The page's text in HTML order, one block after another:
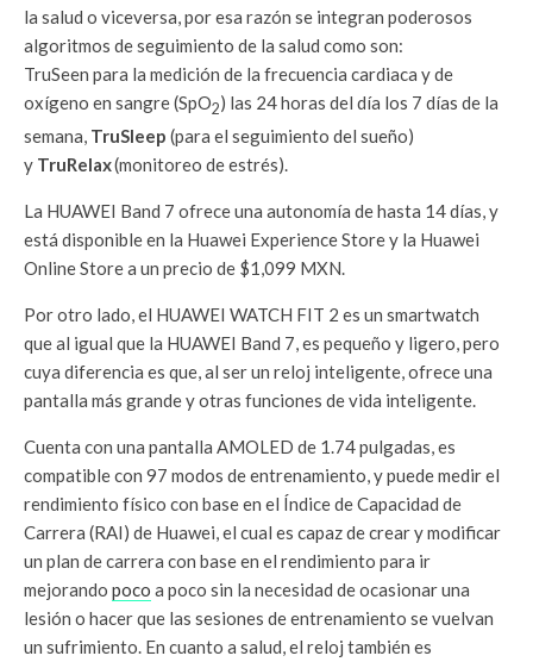
la salud o viceversa, por esa razón se integran poderosos
algoritmos de seguimiento de la salud como son:
TruSeen para la medición de la frecuencia cardiaca y de
oxígeno en sangre (SpO2) las 24 horas del día los 7 días de la
semana, TruSleep (para el seguimiento del sueño)
y TruRelax(monitoreo de estrés).
La HUAWEI Band 7 ofrece una autonomía de hasta 14 días, y
está disponible en la Huawei Experience Store y la Huawei
Online Store a un precio de $1,099 MXN.
Por otro lado, el HUAWEI WATCH FIT 2 es un smartwatch
que al igual que la HUAWEI Band 7, es pequeño y ligero, pero
cuya diferencia es que, al ser un reloj inteligente, ofrece una
pantalla más grande y otras funciones de vida inteligente.
Cuenta con una pantalla AMOLED de 1.74 pulgadas, es
compatible con 97 modos de entrenamiento, y puede medir el
rendimiento físico con base en el Índice de Capacidad de
Carrera (RAI) de Huawei, el cual es capaz de crear y modificar
un plan de carrera con base en el rendimiento para ir
mejorando poco a poco sin la necesidad de ocasionar una
lesión o hacer que las sesiones de entrenamiento se vuelvan
un sufrimiento. En cuanto a salud, el reloj también es